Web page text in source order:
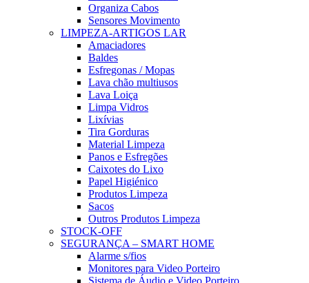
Organiza Cabos
Sensores Movimento
LIMPEZA-ARTIGOS LAR
Amaciadores
Baldes
Esfregonas / Mopas
Lava chão multiusos
Lava Loiça
Limpa Vidros
Lixívias
Tira Gorduras
Material Limpeza
Panos e Esfregões
Caixotes do Lixo
Papel Higiénico
Produtos Limpeza
Sacos
Outros Produtos Limpeza
STOCK-OFF
SEGURANÇA – SMART HOME
Alarme s/fios
Monitores para Video Porteiro
Sistema de Áudio e Video Porteiro